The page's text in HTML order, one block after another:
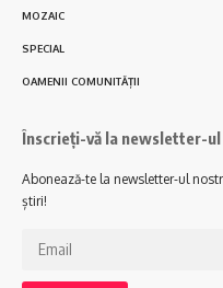
MOZAIC
SPECIAL
OAMENII COMUNITĂȚII
Înscrieți-vă la newsletter-
Abonează-te la newsletter-ul
știri!